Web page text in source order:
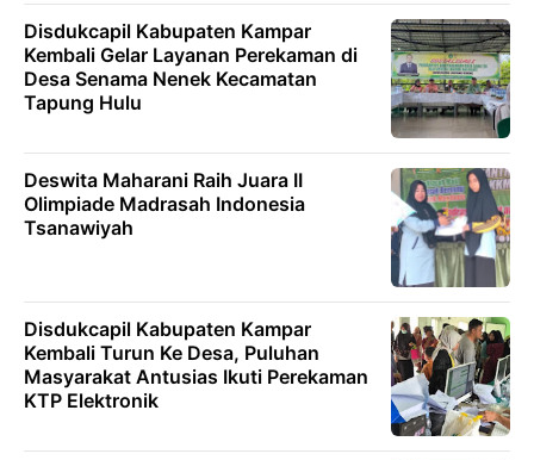
Disdukcapil Kabupaten Kampar
Kembali Gelar Layanan Perekaman di
Desa Senama Nenek Kecamatan
Tapung Hulu
Deswita Maharani Raih Juara II
Olimpiade Madrasah Indonesia
Tsanawiyah
Disdukcapil Kabupaten Kampar
Kembali Turun Ke Desa, Puluhan
Masyarakat Antusias Ikuti Perekaman
KTP Elektronik